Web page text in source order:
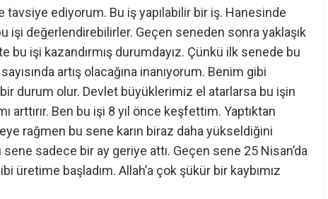
ediyorum. Bu iş yapılabilir bir iş. Hanesinde
işi değerlendirebilirler. Geçen seneden sonra yaklaşık
bu işi kazandırmış durumdayız. Çünkü ilk senede bu
artış olacağına inanıyorum. Benim gibi
durum olur. Devlet büyüklerimiz el atarlarsa bu işin
arttırır. Ben bu işi 8 yıl önce keşfettim. Yaptıktan
rağmen bu sene karın biraz daha yükseldiğini
sene sadece bir ay geriye attı. Geçen sene 25 Nisan’da
üretime başladım. Allah’a çok şükür bir kaybımız